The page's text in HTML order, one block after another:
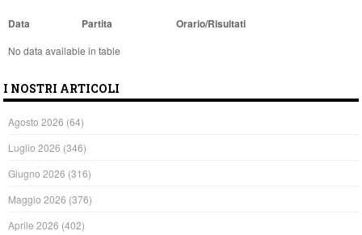
Data Partita Orario/Risultati
No data available in table
I NOSTRI ARTICOLI
Agosto 2026 (64)
Luglio 2026 (346)
Giugno 2026 (316)
Maggio 2026 (376)
Aprile 2026 (402)